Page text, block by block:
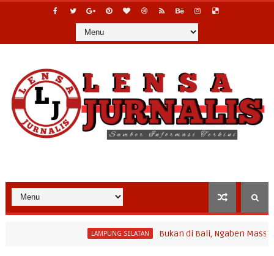
LAMPUNG SELATAN Bukan di Bali, Ngaben Massal